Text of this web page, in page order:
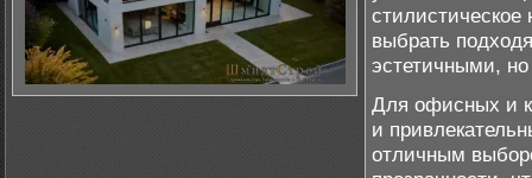
выбрать
эстетичными,
Для офисных и
и
отличным